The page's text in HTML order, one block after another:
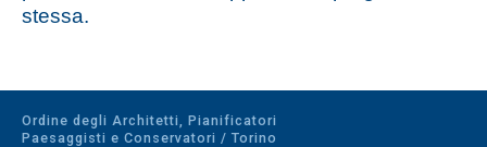
stessa.
Ordine degli Architetti, Pianificatori
Paesaggisti e Conservatori / Torino